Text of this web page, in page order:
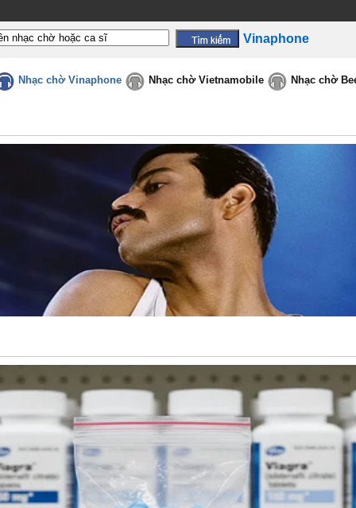
Vinaphone
Nhạc chờ Vinaphone Nhạc chờ Vietnamobile Nhạc chờ